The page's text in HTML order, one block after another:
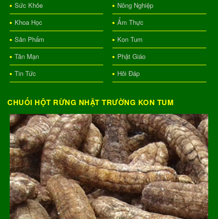
Sức Khỏe
Nông Nghiệp
Khoa Học
Ẩm Thực
Sản Phẩm
Kon Tum
Tản Mạn
Phật Giáo
Tin Tức
Hỏi Đáp
CHUỐI HỘT RỪNG NHẬT TRƯỜNG KON TUM